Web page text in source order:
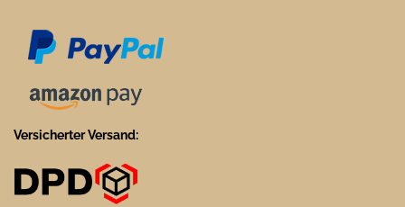
Versicherter Versand: